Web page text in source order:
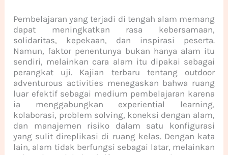
Pembelajaran yang terjadi di tengah alam memang
dapat meningkatkan rasa kebersamaan,
solidaritas, kepekaan, dan inspirasi peserta.
Namun, faktor penentunya bukan hanya alam itu
sendiri, melainkan cara alam itu dipakai sebagai
perangkat uji. Kajian terbaru tentang outdoor
adventurous activities menegaskan bahwa ruang
luar efektif sebagai medium pembelajaran karena
ia menggabungkan experiential learning,
kolaborasi, problem solving, koneksi dengan alam,
dan manajemen risiko dalam satu konfigurasi
yang sulit direplikasi di ruang kelas. Dengan kata
lain, alam tidak berfungsi sebagai latar, melainkan